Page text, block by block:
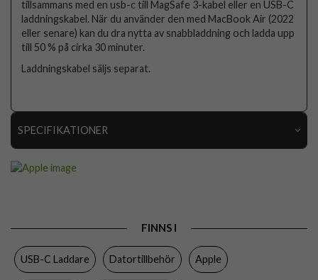
tillsammans med en usb-c till MagSafe 3-kabel eller en USB-C
laddningskabel. När du använder den med MacBook Air (2022
eller senare) kan du dra nytta av snabbladdning och ladda upp
till 50 % på cirka 30 minuter.
Laddningskabel säljs separat.
SPECIFIKATIONER
Tillverkarens art nr
FINNS I
USB-C Laddare Datortillbehör Apple